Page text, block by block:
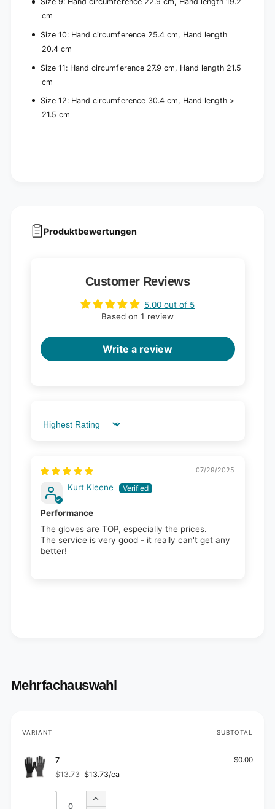
cm
Size 10: Hand circumference 25.4 cm, Hand length
20.4 cm
Size 11: Hand circumference 27.9 cm, Hand length 21.5
cm
Size 12: Hand circumference 30.4 cm, Hand length >
21.5 cm
Produktbewertungen
Customer Reviews
5.00 out of 5
Based on 1 review
Write a review
Sort by
07/29/2025
Kurt Kleene
Performance
The gloves are TOP, especially the prices.
The service is very good - it really can't get any
better!
Mehrfachauswahl
Your
cart
VARIANT SUBTOTAL
7
Regular
price
$13.73
Sale
price
$13.73/ea
$0.00
Quantity
Increase